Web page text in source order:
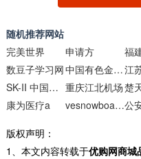
随机推荐网站
完美世界
申请方
数豆子学习网
中国有色金属工业网
SK-II 中国官方网站 重庆江北机场楚
康为医疗a
vesnowboards单板滑雪
版权声明：
1、本文内容转载于优购网商城